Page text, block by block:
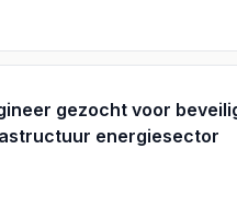
gezocht voor
energiesector